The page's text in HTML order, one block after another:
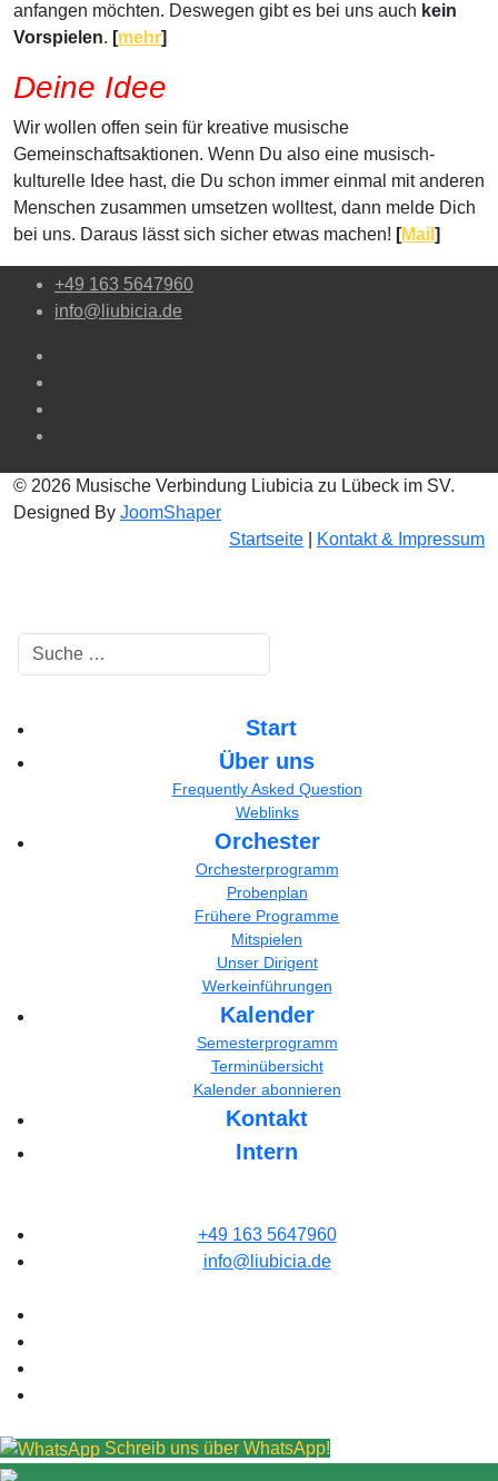
anfangen möchten. Deswegen gibt es bei uns auch kein
Vorspielen. [mehr]
Deine Idee
Wir wollen offen sein für kreative musische
Gemeinschaftsaktionen. Wenn Du also eine musisch-
kulturelle Idee hast, die Du schon immer einmal mit anderen
Menschen zusammen umsetzen wolltest, dann melde Dich
bei uns. Daraus lässt sich sicher etwas machen! [Mail ]
+49 163 5647960
info@liubicia.de
© 2026 Musische Verbindung Liubicia zu Lübeck im SV.
Designed By JoomShaper
Startseite
Kontakt & Impressum
Suchen
Start
Über uns
Frequently Asked Question
Weblinks
Orchester
Orchesterprogramm
Probenplan
Frühere Programme
Mitspielen
Unser Dirigent
Werkeinführungen
Kalender
Semesterprogramm
Terminübersicht
Kalender abonnieren
Kontakt
Intern
+49 163 5647960
info@liubicia.de
Schreib uns über WhatsApp!